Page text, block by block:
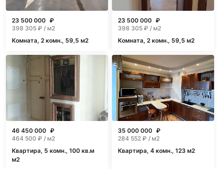
23 500 000 ₽
398 305 ₽ / м2
Комната, 2 комн., 59,5 м2
23 500 000 ₽
398 305 ₽ / м2
Комната, 2 комн., 59,5 м2
46 450 000 ₽
464 500 ₽ / м2
Квартира, 5 комн., 100 кв.м
м2
35 000 000 ₽
284 552 ₽ / м2
Квартира, 4 комн., 123 м2